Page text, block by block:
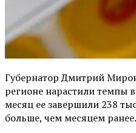
Губернатор Дмитрий
регионе нарастили темпы
месяц ее завершили 238
больше, чем месяцем ранее.